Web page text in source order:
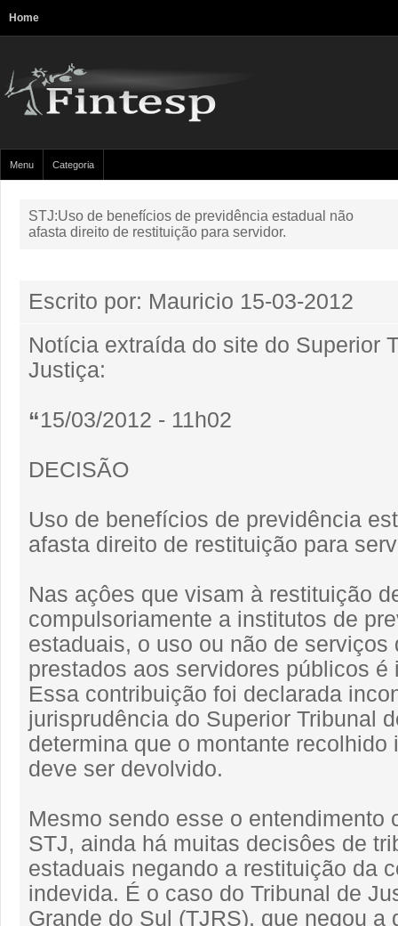
Home
Menu Categoria
STJ:Uso de benefícios de previdência estadual não
afasta direito de restituição para servidor.
Escrito por: Mauricio 15-03-2012
Notícia extraída do site do Superior
Justiça:
“15/03/2012 - 11h02
DECISÃO
Uso de benefícios de previdência
afasta direito de restituição para
Nas açôes que visam à restituição
compulsoriamente a institutos de
estaduais, o uso ou não de serviços
prestados aos servidores públicos é
Essa contribuição foi declarada
jurisprudência do Superior Tribunal
determina que o montante recolhido
deve ser devolvido.
Mesmo sendo esse o entendimento
STJ, ainda há muitas decisôes de
estaduais negando a restituição da
indevida. É o caso do Tribunal de
Grande do Sul (TJRS), que negou a